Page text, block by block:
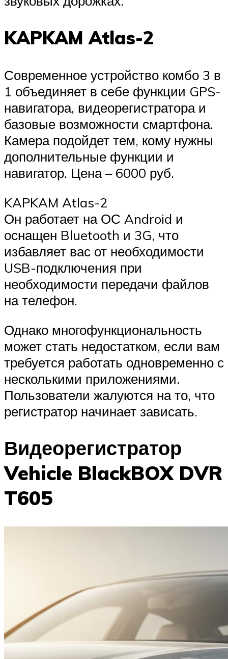
KAPKAM Atlas-2
Современное устройство комбо 3 в
1 объединяет в себе функции GPS-
навигатора, видеорегистратора и
базовые возможности смартфона.
Камера подойдет тем, кому нужны
дополнительные функции и
навигатор. Цена – 6000 руб.
KAPKAM Atlas-2
Он работает на ОС Android и
оснащен Bluetooth и 3G, что
избавляет вас от необходимости
USB-подключения при
необходимости передачи файлов
на телефон.
Однако многофункциональность
может стать недостатком, если вам
требуется работать одновременно с
несколькими приложениями.
Пользователи жалуются на то, что
регистратор начинает зависать.
Видеорегистратор
Vehicle BlackBOX DVR
T605